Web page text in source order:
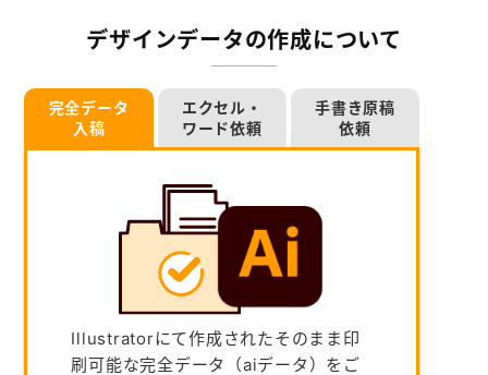
デザインデータの作成について
完全データ
入稿
エクセル・
ワード依頼
手書き原稿
依頼
Illustratorにて作成されたそのまま印
刷可能な完全データ（aiデータ）をご